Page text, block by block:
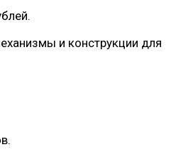
и конструкции для